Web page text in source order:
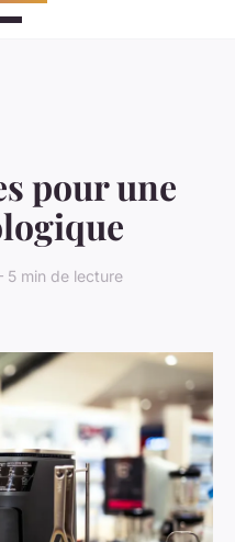
pour une
min de lecture